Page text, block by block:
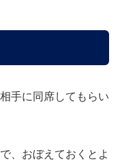
手に同席してもらい
、おぼえておくとよ